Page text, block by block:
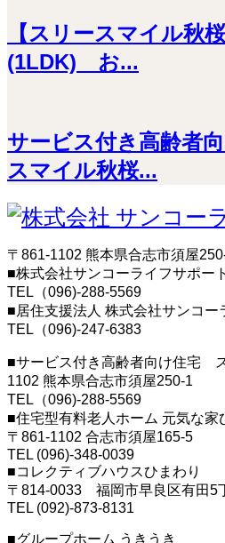
【スリースマイル秋
(1LDK) お...
サービス付き高齢者
スマイル秋桜...
〒861-1102 熊本県合志市須屋
■株式会社サンコーライフサポー
TEL（096)-288-5569
■居住支援法人 株式会社サンコー
TEL（096)-247-6383
■サービス付き高齢者向け住宅
1102 熊本県合志市須屋250-1
TEL（096)-288-5569
■住宅型有料老人ホーム 元気な家
〒861-1102 合志市須屋165-5
TEL (096)-348-0039
■コレクティブハウスひまわり
〒814-0033 福岡市早良区有田5
TEL (092)-873-8131
■グループホーム うきうき